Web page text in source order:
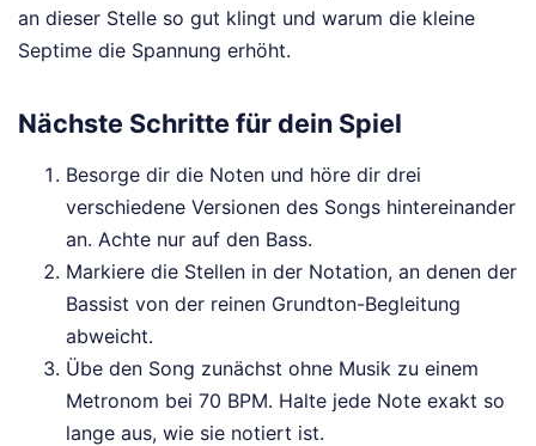
an dieser Stelle so gut klingt und warum die kleine
Septime die Spannung erhöht.
Nächste Schritte für dein Spiel
Besorge dir die Noten und höre dir drei
verschiedene Versionen des Songs hintereinander
an. Achte nur auf den Bass.
Markiere die Stellen in der Notation, an denen der
Bassist von der reinen Grundton-Begleitung
abweicht.
Übe den Song zunächst ohne Musik zu einem
Metronom bei 70 BPM. Halte jede Note exakt so
lange aus, wie sie notiert ist.